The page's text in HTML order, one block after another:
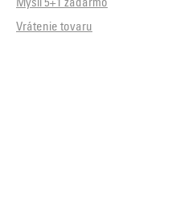
Mysli 5+1 zadarmo
Vrátenie tovaru